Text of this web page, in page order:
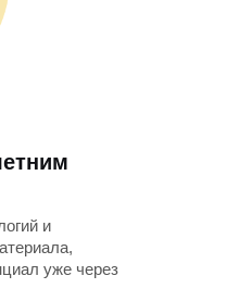
и
уже через